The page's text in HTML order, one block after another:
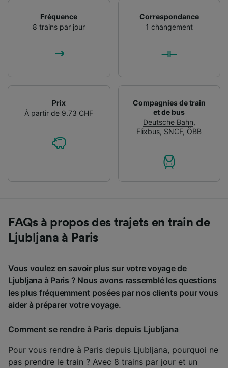
Fréquence
8 trains par jour
Correspondance
1 changement
Prix
À partir de 9.73 CHF
Compagnies de train
et de bus
Deutsche Bahn,
Flixbus, SNCF, ÖBB
FAQs à propos des trajets en train de
Ljubljana à Paris
Vous voulez en savoir plus sur votre voyage de
Ljubljana à Paris ? Nous avons rassemblé les questions
les plus fréquemment posées par nos clients pour vous
aider à préparer votre voyage.
Comment se rendre à Paris depuis Ljubljana
Pour vous rendre à Paris depuis Ljubljana, pourquoi ne
pas prendre le train ? Avec 8 trains par jour et un